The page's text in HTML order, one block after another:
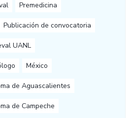
Premedicina
Publicación de convocatoria
UANL
México
de Aguascalientes
de Campeche